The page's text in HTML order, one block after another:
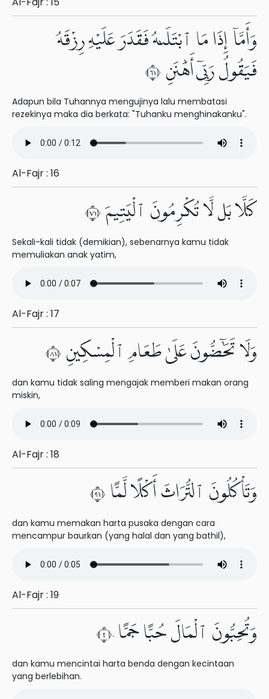
وَأَمَّآ إِذَا مَا ٱبْتَلَىٰهُ فَقَدَرَ عَلَيْهِ رِزْقَهُۥ
فَيَقُولُ رَبِّىٓ أَهَٰنَنِ ١٦
Adapun bila Tuhannya mengujinya lalu membatasi
rezekinya maka dia berkata: "Tuhanku menghinakanku".
Al-Fajr : 16
كَلَّا بَل لَّا تُكْرِمُونَ ٱلْيَتِيمَ ١٧
Sekali-kali tidak (demikian), sebenarnya kamu tidak
memuliakan anak yatim,
Al-Fajr : 17
وَلَا تَحَٰٓضُّونَ عَلَىٰ طَعَامِ ٱلْمِسْكِينِ ١٨
dan kamu tidak saling mengajak memberi makan orang
miskin,
Al-Fajr : 18
وَتَأْكُلُونَ ٱلتُّرَاثَ أَكْلًا لَّمًّا ١٩
dan kamu memakan harta pusaka dengan cara
mencampur baurkan (yang halal dan yang bathil),
Al-Fajr : 19
وَتُحِبُّونَ ٱلْمَالَ حُبًّا جَمًّا ٢٠
dan kamu mencintai harta benda dengan kecintaan
yang berlebihan.